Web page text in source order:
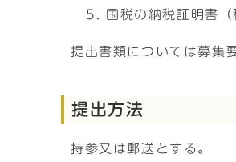
国税の納税証明書
提出書類については募集
提出方法
持参又は郵送とする。